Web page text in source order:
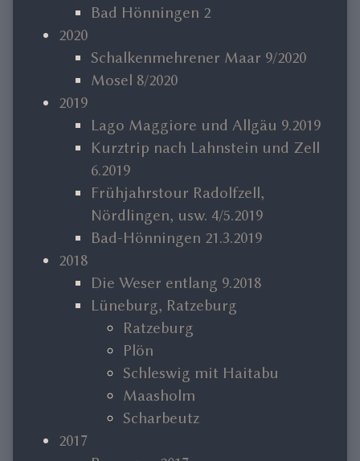
Bad Hönningen 2
2020
Schalkenmehrener Maar 9/2020
Mosel 8/2020
2019
Lago Maggiore und Allgäu 9.2019
Kurztrip nach Lahnstein und Zell
6.2019
Frühjahrstour Radolfzell,
Nördlingen, usw. 4/5.2019
Bad-Hönningen 21.3.2019
2018
Die Weser entlang 9.2018
Lüneburg, Ratzeburg
Ratzeburg
Plön
Schleswig mit Haitabu
Maasholm
Scharbeutz
2017